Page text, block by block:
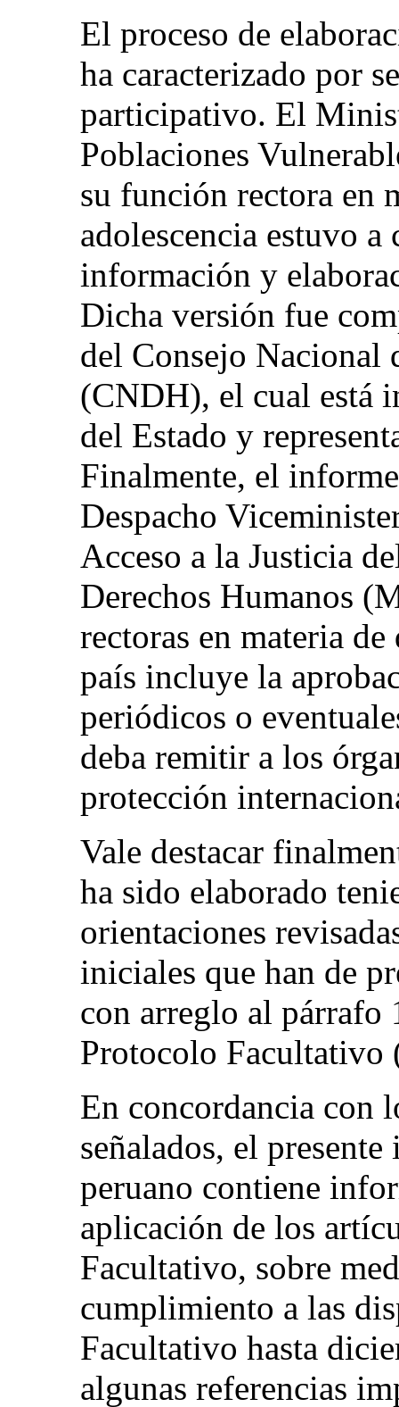
El proceso de
ha caracterizado por
participativo. El
Poblaciones
su función rectora en
adolescencia estuvo
información y
Dicha versión fue
del Consejo Nacional
(CNDH), el cual está
del Estado y
Finalmente, el
Despacho
Acceso a la Justicia
Derechos Humanos
rectoras en materia
país incluye la
periódicos o
deba remitir a los
protección
Vale destacar
ha sido elaborado
orientaciones
iniciales que han de
con arreglo al
Protocolo Facultativo
En concordancia con
señalados, el
peruano contiene
aplicación de los
Facultativo, sobre
cumplimiento a las
Facultativo hasta
algunas referencias